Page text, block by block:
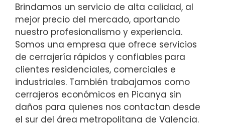
Brindamos un servicio de alta calidad, al
mejor precio del mercado, aportando
nuestro profesionalismo y experiencia.
Somos una empresa que ofrece servicios
de cerrajería rápidos y confiables para
clientes residenciales, comerciales e
industriales. También trabajamos como
cerrajeros económicos en Picanya sin
daños para quienes nos contactan desde
el sur del área metropolitana de Valencia.